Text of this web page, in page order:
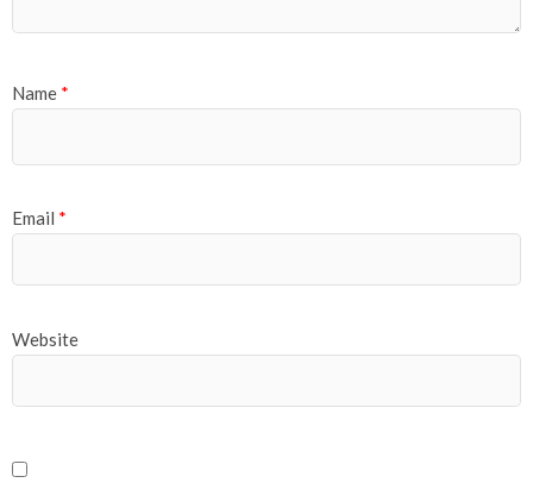
Name *
Email *
Website